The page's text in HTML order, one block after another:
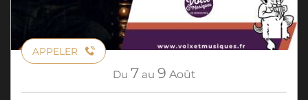
APPELER
Du 7 au 9 Août